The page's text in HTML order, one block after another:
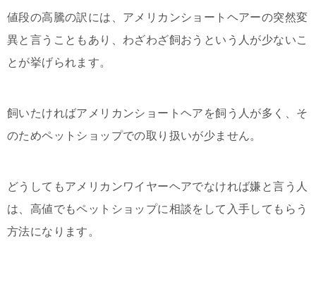
値段の高騰の訳には、アメリカンショートヘアーの突然変
異と言うこともあり、わざわざ飼おうという人が少ないこ
とが挙げられます。
飼いたければアメリカンショートヘアを飼う人が多く、そ
のためペットショップでの取り扱いが少ません。
どうしてもアメリカンワイヤーヘアでなければ嫌と言う人
は、高値でもペットショップに相談をして入手してもらう
方法になります。